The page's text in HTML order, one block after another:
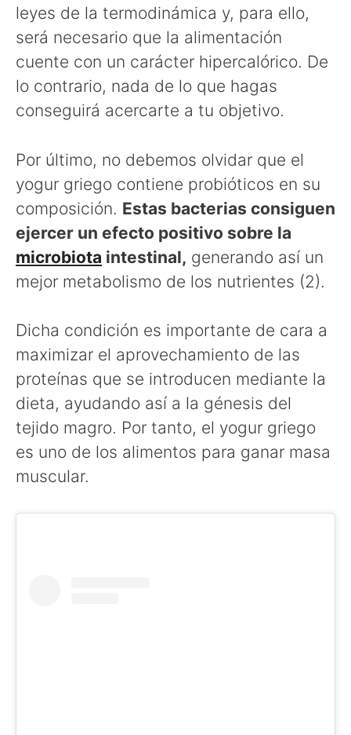
leyes de la termodinámica y, para ello,
será necesario que la alimentación
cuente con un carácter hipercalórico. De
lo contrario, nada de lo que hagas
conseguirá acercarte a tu objetivo.
Por último, no debemos olvidar que el
yogur griego contiene probióticos en su
composición. Estas bacterias consiguen
ejercer un efecto positivo sobre la
microbiota intestinal, generando así un
mejor metabolismo de los nutrientes (2).
Dicha condición es importante de cara a
maximizar el aprovechamiento de las
proteínas que se introducen mediante la
dieta, ayudando así a la génesis del
tejido magro. Por tanto, el yogur griego
es uno de los alimentos para ganar masa
muscular.